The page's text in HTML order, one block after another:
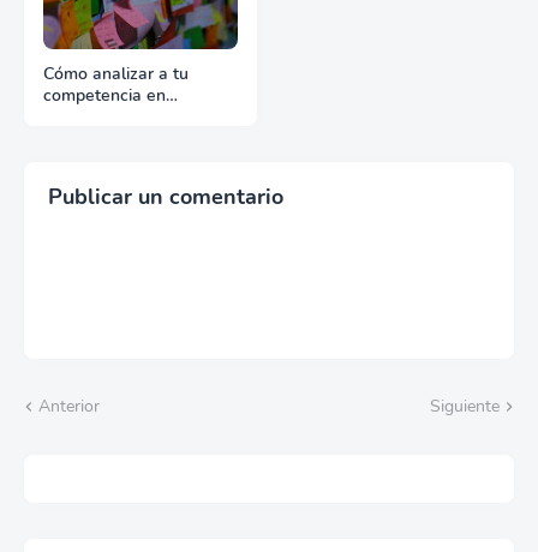
Cómo analizar a tu
competencia en
Publicar un comentario
Anterior Siguiente